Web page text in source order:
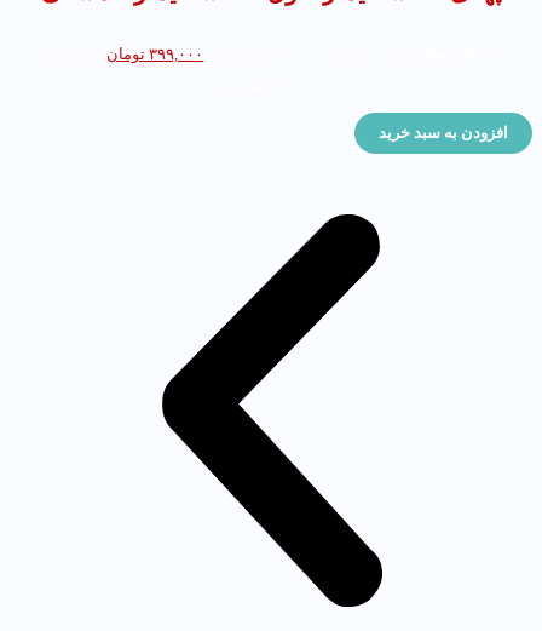
۳۹۹,۰۰۰ تومانقیمت فعلی:
افزودن به سبد خرید